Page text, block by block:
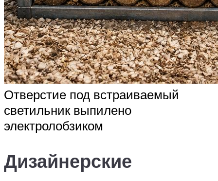
Отверстие под встраиваемый
светильник выпилено
электролобзиком
Дизайнерские